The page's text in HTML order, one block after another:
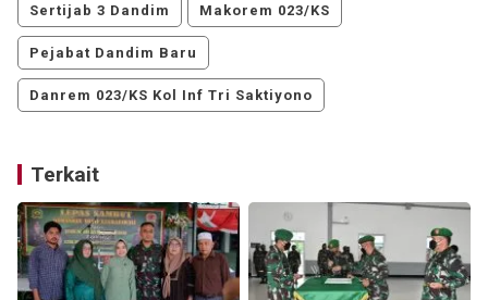
Sertijab 3 Dandim Makorem 023/KS
Pejabat Dandim Baru
Danrem 023/KS Kol Inf Tri Saktiyono
Terkait